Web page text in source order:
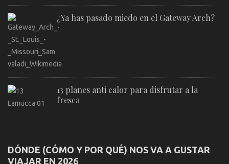
¿Ya has pasado miedo en el Gateway Arch?
13 planes anti calor para disfrutar a la
fresca
DÓNDE (CÓMO Y POR QUÉ) NOS VA A GUSTAR
VIAJAR EN 2026